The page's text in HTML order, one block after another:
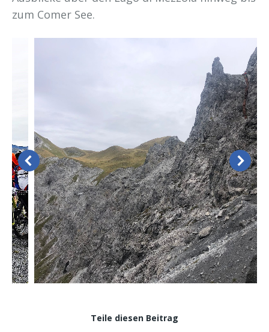
zum Comer See.
Teile diesen Beitrag